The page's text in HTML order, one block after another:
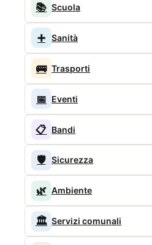
📚 Scuola
➕ Sanità
🚌 Trasporti
📅 Eventi
📋 Bandi
🛡️ Sicurezza
🌿 Ambiente
🏛️ Servizi comunali